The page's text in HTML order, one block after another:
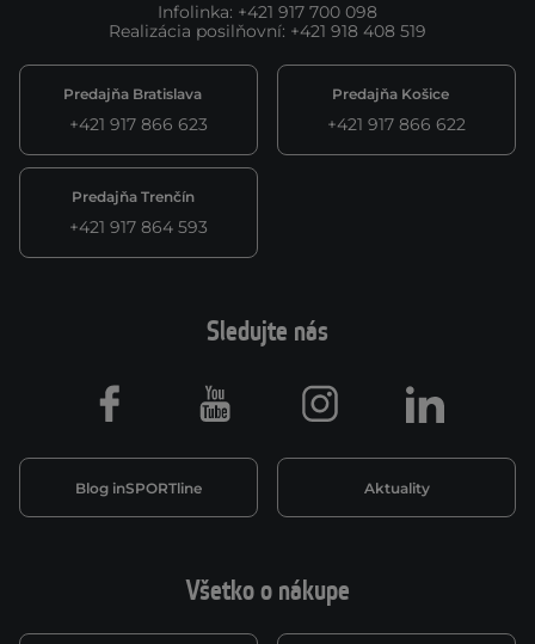
Infolinka: +421 917 700 098
Realizácia posilňovní: +421 918 408 519
Predajňa Bratislava
+421 917 866 623
Predajňa Košice
+421 917 866 622
Predajňa Trenčín
+421 917 864 593
Všetko o nákupe
Sledujte nás
Blog inSPORTline Aktuality
Facebook Youtube Instagram LinkedIn